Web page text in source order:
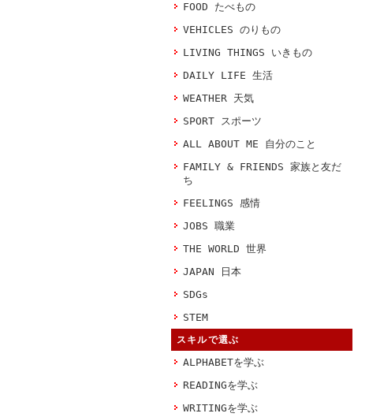
FOOD たべもの
VEHICLES のりもの
LIVING THINGS いきもの
DAILY LIFE 生活
WEATHER 天気
SPORT スポーツ
ALL ABOUT ME 自分のこと
FAMILY & FRIENDS 家族と友だ
ち
FEELINGS 感情
JOBS 職業
THE WORLD 世界
JAPAN 日本
SDGs
STEM
スキルで選ぶ
ALPHABETを学ぶ
READINGを学ぶ
WRITINGを学ぶ